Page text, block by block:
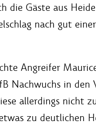
die Gäste aus
nach gut
Angreifer
Nachwuchs in den
allerdings nicht
zu deutlichen